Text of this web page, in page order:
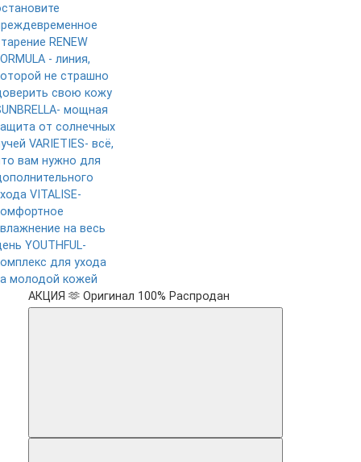
RENEW
- линия,
не страшно
свою кожу
мощная
от солнечных
VARIETIES- всё,
вам нужно для
VITALISE-
на весь
YOUTHFUL-
для ухода
молодой кожей
АКЦИЯ 🫶 Оригинал 100% Распродан